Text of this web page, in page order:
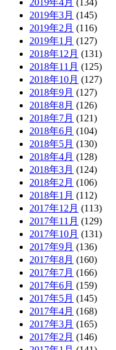
2019年3月 (145)
2019年2月 (116)
2019年1月 (127)
2018年12月 (131)
2018年11月 (125)
2018年10月 (127)
2018年9月 (127)
2018年8月 (126)
2018年7月 (121)
2018年6月 (104)
2018年5月 (130)
2018年4月 (128)
2018年3月 (124)
2018年2月 (106)
2018年1月 (112)
2017年12月 (113)
2017年11月 (129)
2017年10月 (131)
2017年9月 (136)
2017年8月 (160)
2017年7月 (166)
2017年6月 (159)
2017年5月 (145)
2017年4月 (168)
2017年3月 (165)
2017年2月 (146)